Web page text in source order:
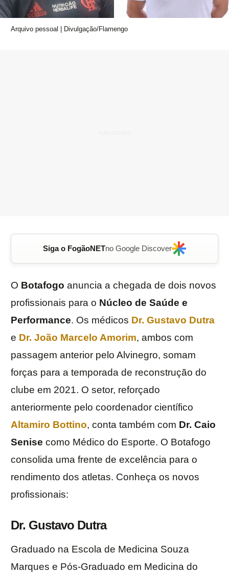
Arquivo pessoal | Divulgação/Flamengo
Siga o FogãoNETno Google Discover
O Botafogo anuncia a chegada de dois novos
profissionais para o Núcleo de Saúde e
Performance. Os médicos Dr. Gustavo Dutra
e Dr. João Marcelo Amorim, ambos com
passagem anterior pelo Alvinegro, somam
forças para a temporada de reconstrução do
clube em 2021. O setor, reforçado
anteriormente pelo coordenador científico
Altamiro Bottino, conta também com Dr. Caio
Senise como Médico do Esporte. O Botafogo
consolida uma frente de excelência para o
rendimento dos atletas. Conheça os novos
profissionais:
Dr. Gustavo Dutra
Graduado na Escola de Medicina Souza
Marques e Pós-Graduado em Medicina do